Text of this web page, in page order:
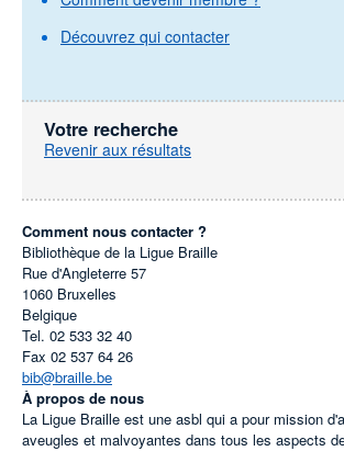
Découvrez qui contacter
Votre recherche
Revenir aux résultats
Comment nous contacter ?
Bibliothèque de la Ligue Braille
Rue d'Angleterre 57
1060 Bruxelles
Belgique
Tel. 02 533 32 40
Fax 02 537 64 26
bib@braille.be
À propos de nous
La Ligue Braille est une asbl qui a pour mission
aveugles et malvoyantes dans tous les aspects